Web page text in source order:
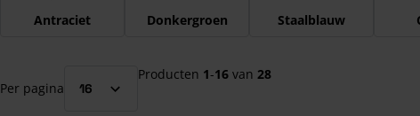
Antraciet Donkergroen Staalblauw
Per pagina
Producten 1-16 van 28